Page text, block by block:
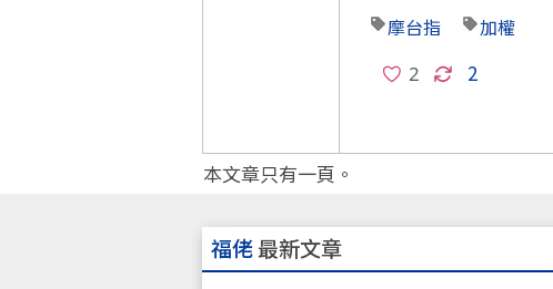
摩台指 加權
2
本文章只有一頁。
福佬最新文章